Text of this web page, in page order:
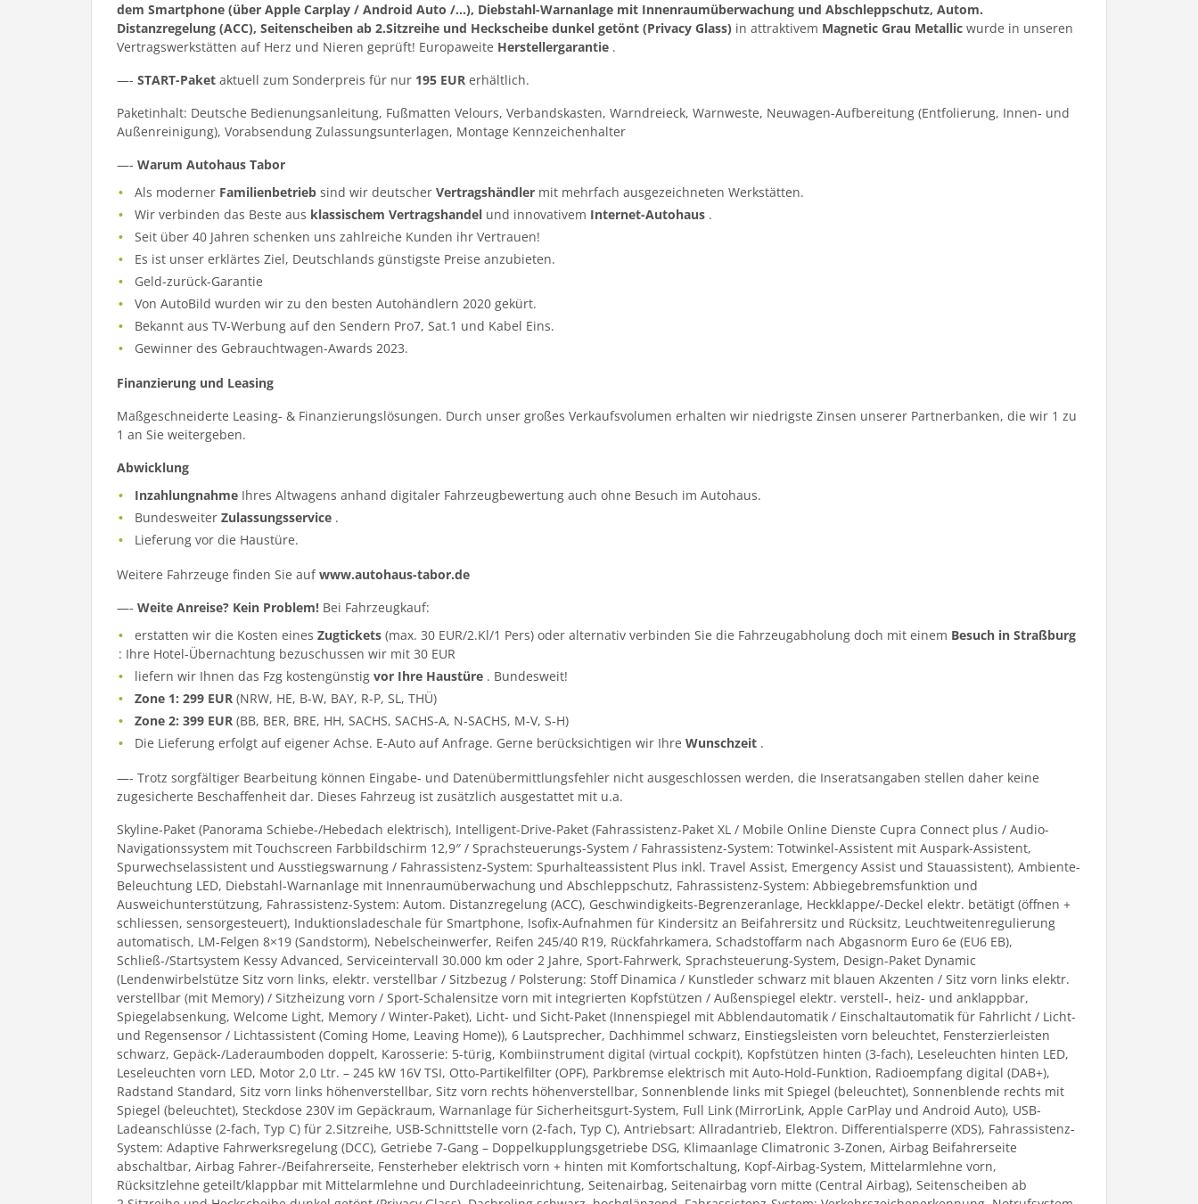
dem Smartphone (über Apple Carplay / Android Auto /…), Diebstahl-Warnanlage mit Innenraumüberwachung und Abschleppschutz, Autom.
Distanzregelung (ACC), Seitenscheiben ab 2.Sitzreihe und Heckscheibe dunkel getönt (Privacy Glass) in attraktivem Magnetic Grau Metallic wurde in unseren
Vertragswerkstätten auf Herz und Nieren geprüft! Europaweite Herstellergarantie .
—- START-Paket aktuell zum Sonderpreis für nur 195 EUR erhältlich.
Paketinhalt: Deutsche Bedienungsanleitung, Fußmatten Velours, Verbandskasten, Warndreieck, Warnweste, Neuwagen-Aufbereitung (Entfolierung, Innen- und
Außenreinigung), Vorabsendung Zulassungsunterlagen, Montage Kennzeichenhalter
—- Warum Autohaus Tabor
Als moderner Familienbetrieb sind wir deutscherVertragshändler mit mehrfach ausgezeichneten Werkstätten.
Wir verbinden das Beste aus klassischem Vertragshandel und innovativem Internet-Autohaus .
Seit über 40 Jahren schenken uns zahlreiche Kunden ihr Vertrauen!
Es ist unser erklärtes Ziel, Deutschlands günstigste Preise anzubieten.
Geld-zurück-Garantie
Von AutoBild wurden wir zu den besten Autohändlern 2020 gekürt.
Bekannt aus TV-Werbung auf den Sendern Pro7, Sat.1 und Kabel Eins.
Gewinner des Gebrauchtwagen-Awards 2023.
Finanzierung und Leasing
Maßgeschneiderte Leasing- & Finanzierungslösungen. Durch unser großes Verkaufsvolumen erhalten wir niedrigste Zinsen unserer Partnerbanken, die wir 1 zu
1 an Sie weitergeben.
Abwicklung
Inzahlungnahme Ihres Altwagens anhand digitaler Fahrzeugbewertung auch ohne Besuch im Autohaus.
BundesweiterZulassungsservice .
Lieferung vor die Haustüre.
Weitere Fahrzeuge finden Sie aufwww.autohaus-tabor.de
—- Weite Anreise? Kein Problem! Bei Fahrzeugkauf:
erstatten wir die Kosten einesZugtickets(max. 30 EUR/2.Kl/1 Pers) oder alternativ verbinden Sie die Fahrzeugabholung doch mit einem Besuch in Straßburg
: Ihre Hotel-Übernachtung bezuschussen wir mit 30 EUR
liefern wir Ihnen das Fzg kostengünstigvor Ihre Haustüre . Bundesweit!
Zone 1: 299 EUR (NRW, HE, B-W, BAY, R-P, SL, THÜ)
Zone 2: 399 EUR (BB, BER, BRE, HH, SACHS, SACHS-A, N-SACHS, M-V, S-H)
Die Lieferung erfolgt auf eigener Achse. E-Auto auf Anfrage. Gerne berücksichtigen wir IhreWunschzeit .
—- Trotz sorgfältiger Bearbeitung können Eingabe- und Datenübermittlungsfehler nicht ausgeschlossen werden, die Inseratsangaben stellen daher keine
zugesicherte Beschaffenheit dar. Dieses Fahrzeug ist zusätzlich ausgestattet mit u.a.
Skyline-Paket (Panorama Schiebe-/Hebedach elektrisch), Intelligent-Drive-Paket (Fahrassistenz-Paket XL / Mobile Online Dienste Cupra Connect plus / Audio-
Navigationssystem mit Touchscreen Farbbildschirm 12,9″ / Sprachsteuerungs-System / Fahrassistenz-System: Totwinkel-Assistent mit Auspark-Assistent,
Spurwechselassistent und Ausstiegswarnung / Fahrassistenz-System: Spurhalteassistent Plus inkl. Travel Assist, Emergency Assist und Stauassistent), Ambiente-
Beleuchtung LED, Diebstahl-Warnanlage mit Innenraumüberwachung und Abschleppschutz, Fahrassistenz-System: Abbiegebremsfunktion und
Ausweichunterstützung, Fahrassistenz-System: Autom. Distanzregelung (ACC), Geschwindigkeits-Begrenzeranlage, Heckklappe/-Deckel elektr. betätigt (öffnen +
schliessen, sensorgesteuert), Induktionsladeschale für Smartphone, Isofix-Aufnahmen für Kindersitz an Beifahrersitz und Rücksitz, Leuchtweitenregulierung
automatisch, LM-Felgen 8×19 (Sandstorm), Nebelscheinwerfer, Reifen 245/40 R19, Rückfahrkamera, Schadstoffarm nach Abgasnorm Euro 6e (EU6 EB),
Schließ-/Startsystem Kessy Advanced, Serviceintervall 30.000 km oder 2 Jahre, Sport-Fahrwerk, Sprachsteuerung-System, Design-Paket Dynamic
(Lendenwirbelstütze Sitz vorn links, elektr. verstellbar / Sitzbezug / Polsterung: Stoff Dinamica / Kunstleder schwarz mit blauen Akzenten / Sitz vorn links elektr.
verstellbar (mit Memory) / Sitzheizung vorn / Sport-Schalensitze vorn mit integrierten Kopfstützen / Außenspiegel elektr. verstell-, heiz- und anklappbar,
Spiegelabsenkung, Welcome Light, Memory / Winter-Paket), Licht- und Sicht-Paket (Innenspiegel mit Abblendautomatik / Einschaltautomatik für Fahrlicht / Licht-
und Regensensor / Lichtassistent (Coming Home, Leaving Home)), 6 Lautsprecher, Dachhimmel schwarz, Einstiegsleisten vorn beleuchtet, Fensterzierleisten
schwarz, Gepäck-/Laderaumboden doppelt, Karosserie: 5-türig, Kombiinstrument digital (virtual cockpit), Kopfstützen hinten (3-fach), Leseleuchten hinten LED,
Leseleuchten vorn LED, Motor 2,0 Ltr. – 245 kW 16V TSI, Otto-Partikelfilter (OPF), Parkbremse elektrisch mit Auto-Hold-Funktion, Radioempfang digital (DAB+),
Radstand Standard, Sitz vorn links höhenverstellbar, Sitz vorn rechts höhenverstellbar, Sonnenblende links mit Spiegel (beleuchtet), Sonnenblende rechts mit
Spiegel (beleuchtet), Steckdose 230V im Gepäckraum, Warnanlage für Sicherheitsgurt-System, Full Link (MirrorLink, Apple CarPlay und Android Auto), USB-
Ladeanschlüsse (2-fach, Typ C) für 2.Sitzreihe, USB-Schnittstelle vorn (2-fach, Typ C), Antriebsart: Allradantrieb, Elektron. Differentialsperre (XDS), Fahrassistenz-
System: Adaptive Fahrwerksregelung (DCC), Getriebe 7-Gang – Doppelkupplungsgetriebe DSG, Klimaanlage Climatronic 3-Zonen, Airbag Beifahrerseite
abschaltbar, Airbag Fahrer-/Beifahrerseite, Fensterheber elektrisch vorn + hinten mit Komfortschaltung, Kopf-Airbag-System, Mittelarmlehne vorn,
Rücksitzlehne geteilt/klappbar mit Mittelarmlehne und Durchladeeinrichtung, Seitenairbag, Seitenairbag vorn mitte (Central Airbag), Seitenscheiben ab